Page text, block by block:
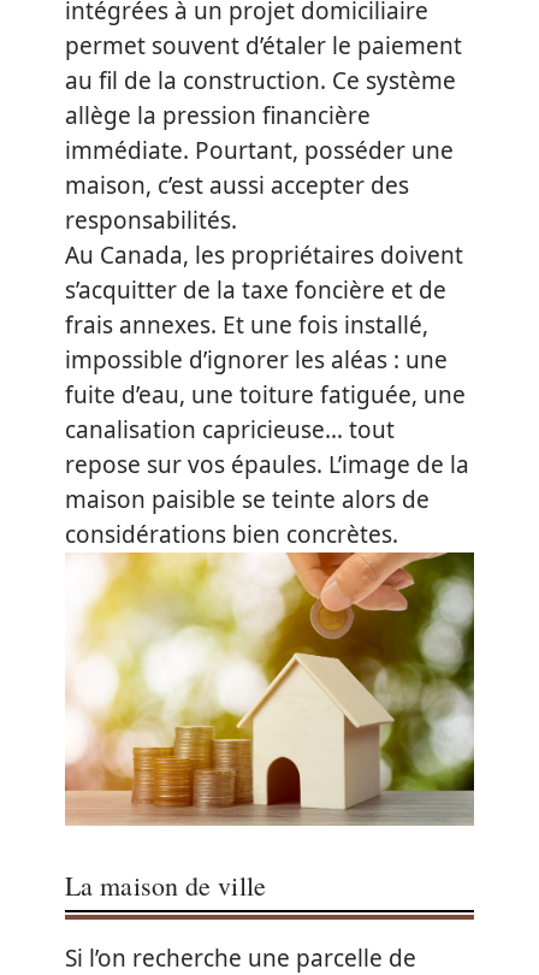
intégrées à un projet domiciliaire
permet souvent d’étaler le paiement
au fil de la construction. Ce système
allège la pression financière
immédiate. Pourtant, posséder une
maison, c’est aussi accepter des
responsabilités.
Au Canada, les propriétaires doivent
s’acquitter de la taxe foncière et de
frais annexes. Et une fois installé,
impossible d’ignorer les aléas : une
fuite d’eau, une toiture fatiguée, une
canalisation capricieuse… tout
repose sur vos épaules. L’image de la
maison paisible se teinte alors de
considérations bien concrètes.
La maison de ville
Si l’on recherche une parcelle de